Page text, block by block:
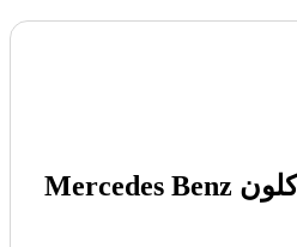
عطر مرسدس بنز کلون Mercedes Benz